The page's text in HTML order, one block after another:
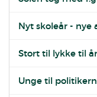
Nyt skoleår - nye
Stort til lykke til
Unge til